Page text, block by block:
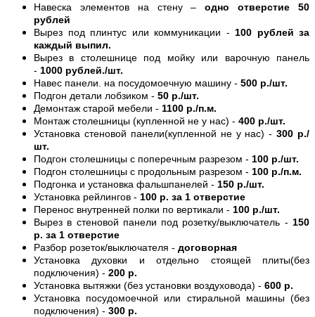
Навеска элементов на стену –одно отверстие 50
рублей
Вырез под плинтус или коммуникации - 100 рублей за
каждый выпил.
Вырез в столешнице под мойку или варочную панель
- 1000 рублей./шт.
Навес панели. на посудомоечную машину - 500 р./шт.
Подгон детали лобзиком - 50 р./шт.
Демонтаж старой мебели - 1100 р./п.м.
Монтаж столешницы (купленной не у нас) - 400 р./шт.
Установка стеновой панели(купленной не у нас) -300 р./
шт.
Подгон столешницы с поперечным разрезом - 100 р./шт.
Подгон столешницы с продольным разрезом - 100 р./п.м.
Подгонка и установка фальшпанелей - 150 р./шт.
Установка рейлингов - 100 р. за 1 отверстие
Перенос внутренней полки по вертикали - 100 р./шт.
Вырез в стеновой панели под розетку/выключатель - 150
р. за 1 отверстие
Разбор розеток/выключателя - договорная
Установка духовки и отдельно стоящей плиты(без
подключения) - 200 р.
Установка вытяжки (без установки воздуховода) - 600 р.
Установка посудомоечной или стиральной машины (без
подключения) - 300 р.